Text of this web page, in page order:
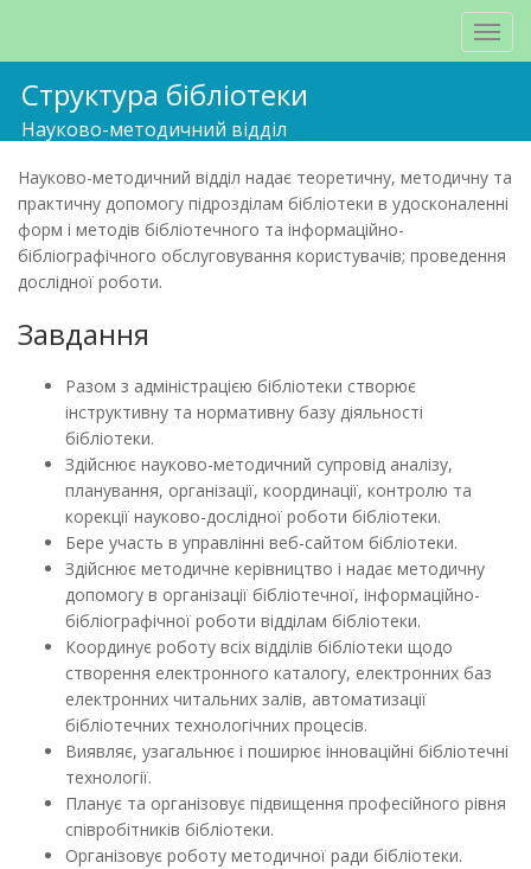
Структура бібліотеки
Науково-методичний відділ
Науково-методичний відділ надає теоретичну, методичну та
практичну допомогу підрозділам бібліотеки в удосконаленні
форм і методів бібліотечного та інформаційно-
бібліографічного обслуговування користувачів; проведення
дослідної роботи.
Завдання
Разом з адміністрацією бібліотеки створює
інструктивну та нормативну базу діяльності
бібліотеки.
Здійснює науково-методичний супровід аналізу,
планування, організації, координації, контролю та
корекції науково-дослідної роботи бібліотеки.
Бере участь в управлінні веб-сайтом бібліотеки.
Здійснює методичне керівництво і надає методичну
допомогу в організації бібліотечної, інформаційно-
бібліографічної роботи відділам бібліотеки.
Координує роботу всіх відділів бібліотеки щодо
створення електронного каталогу, електронних баз
електронних читальних залів, автоматизації
бібліотечних технологічних процесів.
Виявляє, узагальнює і поширює інноваційні бібліотечні
технології.
Планує та організовує підвищення професійного рівня
співробітників бібліотеки.
Організовує роботу методичної ради бібліотеки.